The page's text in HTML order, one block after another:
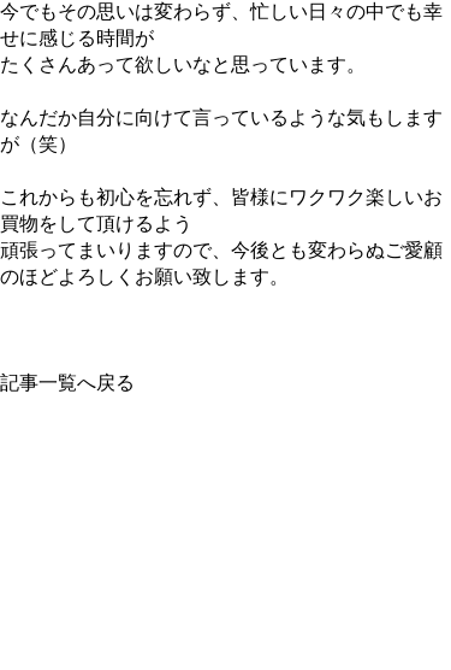
今でもその思いは変わらず、忙しい日々の中でも幸
せに感じる時間が
たくさんあって欲しいなと思っています。
なんだか自分に向けて言っているような気もします
が（笑）
これからも初心を忘れず、皆様にワクワク楽しいお
買物をして頂けるよう
頑張ってまいりますので、今後とも変わらぬご愛顧
のほどよろしくお願い致します。
記事一覧へ戻る